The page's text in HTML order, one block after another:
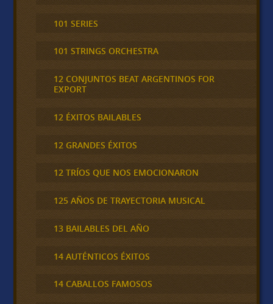
101 SERIES
101 STRINGS ORCHESTRA
12 CONJUNTOS BEAT ARGENTINOS FOR
EXPORT
12 ÉXITOS BAILABLES
12 GRANDES ÉXITOS
12 TRÍOS QUE NOS EMOCIONARON
125 AÑOS DE TRAYECTORIA MUSICAL
13 BAILABLES DEL AÑO
14 AUTÉNTICOS ÉXITOS
14 CABALLOS FAMOSOS